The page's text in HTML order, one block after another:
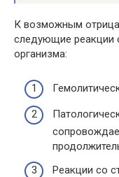
К возможным
следующие реакции
организма:
Реакции со